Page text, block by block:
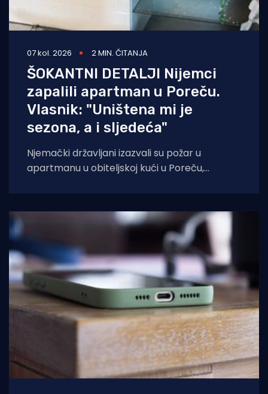
07 kol. 2026 2 MIN. ČITANJA
ŠOKANTNI DETALJI Nijemci
zapalili apartman u Poreču.
Vlasnik: "Uništena mi je
sezona, a i sljedeća"
Njemački državljani izazvali su požar u
apartmanu u obiteljskoj kući u Poreču,